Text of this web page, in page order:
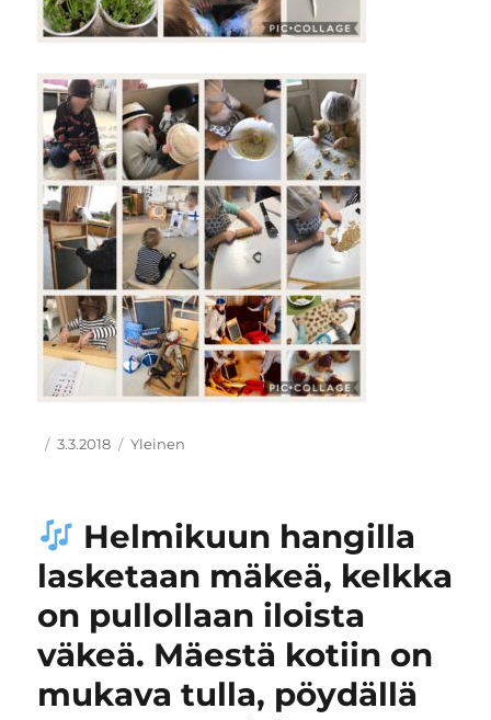
Kirjoittaja
Julkaistu
3.3.2018 Kategoriat
Yleinen
Helmikuun hangilla
lasketaan mäkeä, kelkka
on pullollaan iloista
väkeä. Mäestä kotiin on
mukava tulla, pöydällä